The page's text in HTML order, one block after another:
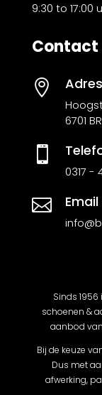
9:30 to 17:00
Contact
 Adres
6701

0317 -
 Email
Sinds
schoenen &
aanbod
Bij de keuze
Dus met
afwerking,